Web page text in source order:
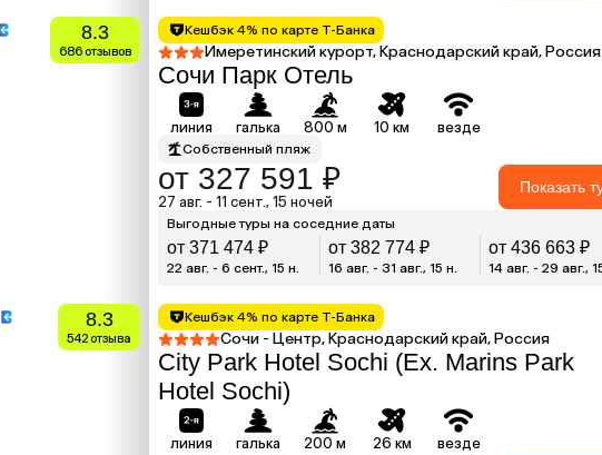
8.3
686 отзывов
Кешбэк 4% по карте Т-Банка
Имеретинский курорт, Краснодарский край, Россия
Сочи Парк Отель
линия галька 800 м 10 км везде
Собственный пляж
от 327 591 ₽
27 авг. - 11 сент., 15 ночей
Показать
Выгодные туры на соседние даты
от 371 474 ₽
22 авг. - 6 сент., 15 н.
от 382 774 ₽
16 авг. - 31 авг., 15 н.
от 436 663 ₽
14 авг. - 29 авг.,
8.3
542 отзыва
Кешбэк 4% по карте Т-Банка
Сочи - Центр, Краснодарский край, Россия
City Park Hotel Sochi (Ex. Marins Park
Hotel Sochi)
линия галька 200 м 26 км везде